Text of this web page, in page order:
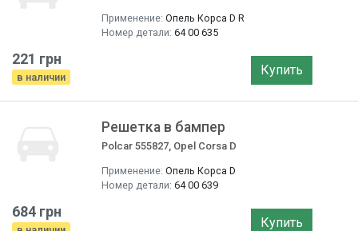
Применение: Опель Корса D R
Номер детали: 64 00 635
221 грн
в наличии Купить
Решетка в бампер
Polcar 555827, Opel Corsa D
Применение: Опель Корса D
Номер детали: 64 00 639
684 грн
Купить